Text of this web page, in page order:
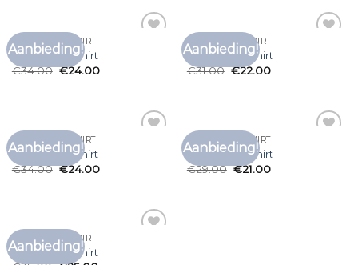
Aanbieding!
KATOENEN T SHIRT
katoenen t shirt
€34.00 €24.00
Aanbieding!
KATOENEN T SHIRT
katoenen t shirt
€31.00 €22.00
Aanbieding!
KATOENEN T SHIRT
katoenen t shirt
€34.00 €24.00
Aanbieding!
KATOENEN T SHIRT
katoenen t shirt
€29.00 €21.00
Aanbieding!
KATOENEN T SHIRT
katoenen t shirt